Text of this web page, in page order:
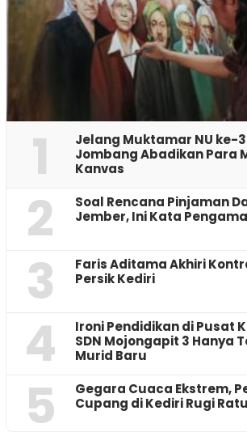
1
Jelang Muktamar NU ke-
Jombang Abadikan Para
Kanvas
2
‎Soal Rencana Pinjaman
Jember, Ini Kata
3
Faris Aditama Akhiri
Persik Kediri
4
Ironi Pendidikan di Pusat
SDN Mojongapit 3 Hanya
Murid Baru
5
‎Gegara Cuaca Ekstrem,
Cupang di Kediri Rugi